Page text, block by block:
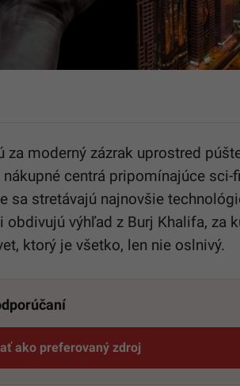
moderný zázrak uprostred
centrá pripomínajúce sci-
sa stretávajú najnovšie
výhľad z Burj Khalifa, za
ktorý je všetko, len nie oslnivý.
ako preferovaný zdroj
Startitup, odkaz sa otvorí v novom